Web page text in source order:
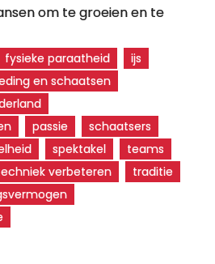
om te groeien en te
fysieke paraatheid
ijs
en schaatsen
passie
schaatsers
spektakel
teams
verbeteren
traditie